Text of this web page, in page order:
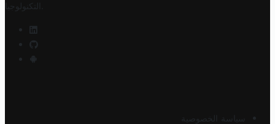
التكنولوجيا
سياسة الخصوصية